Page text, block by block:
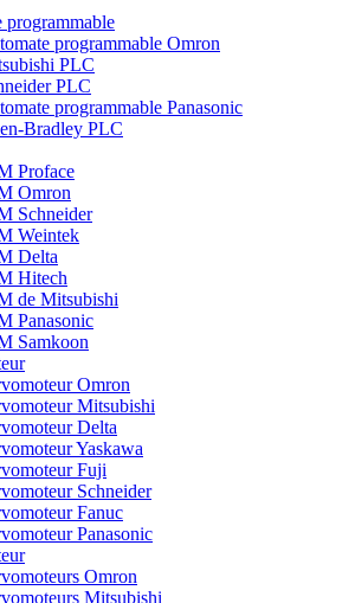
programmable
programmable Omron
PLC
PLC
programmable Panasonic
Bradley PLC
Proface
Omron
Schneider
Weintek
Delta
Hitech
de Mitsubishi
Panasonic
Samkoon
Omron
Mitsubishi
Delta
Yaskawa
Fuji
Schneider
Fanuc
Panasonic
Omron
Mitsubishi